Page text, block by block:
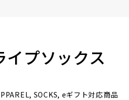
イプソックス
SOCKS, eギフト対応商品